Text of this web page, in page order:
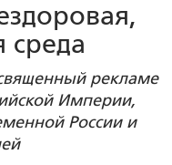
среда
рекламе
Империи,
России и